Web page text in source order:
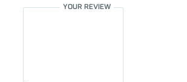
Your review